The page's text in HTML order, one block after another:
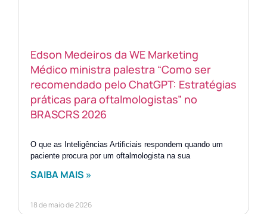
Edson Medeiros da WE Marketing
Médico ministra palestra “Como ser
recomendado pelo ChatGPT: Estratégias
práticas para oftalmologistas” no
BRASCRS 2026
O que as Inteligências Artificiais respondem quando um
paciente procura por um oftalmologista na sua
SAIBA MAIS »
18 de maio de 2026